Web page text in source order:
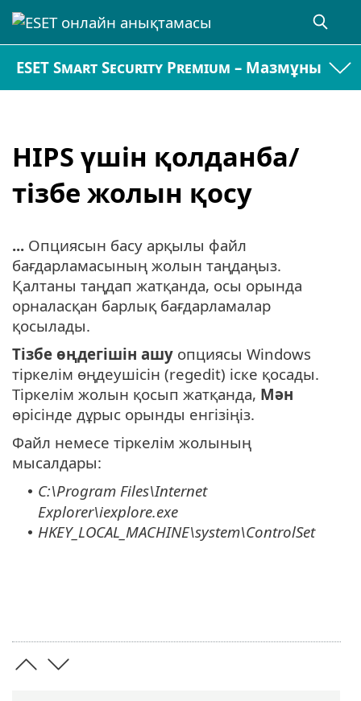
ESET Smart Security Premium – Мазмұны
HIPS үшін қолданба/
тізбе жолын қосу
... Опциясын басу арқылы файл
бағдарламасының жолын таңдаңыз.
Қалтаны таңдап жатқанда, осы орында
орналасқан барлық бағдарламалар
қосылады.
Тізбе өңдегішін ашу опциясы Windows
тіркелім өңдеушісін (regedit) іске қосады.
Тіркелім жолын қосып жатқанда, Мән
өрісінде дұрыс орынды енгізіңіз.
Файл немесе тіркелім жолының
мысалдары:
• C:\Program Files\Internet
Explorer\iexplore.exe
• HKEY_LOCAL_MACHINE\system\ControlSet